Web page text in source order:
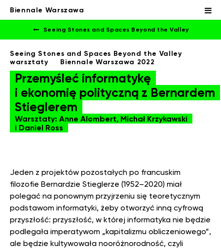
Biennale Warszawa
Seeing Stones and Spaces Beyond the Valley
Seeing Stones and Spaces Beyond the Valley
warsztaty
Biennale Warszawa 2022
Przemyśleć informatykę
i ekonomię polityczną z Bernardem
Stieglerem
Warsztaty: Anne Alombert, Michał Krzykawski
i Daniel Ross
Jeden z projektów pozostałych po francuskim
filozofie Bernardzie Stieglerze (1952–2020) miał
polegać na ponownym przyjrzeniu się teoretycznym
podstawom informatyki, żeby otworzyć inną cyfrową
przyszłość: przyszłość, w której informatyka nie będzie
podlegała imperatywom „kapitalizmu obliczeniowego”,
ale będzie kultywowała nooróżnorodność, czyli